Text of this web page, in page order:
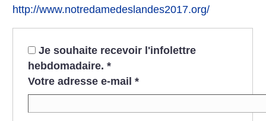
http://www.notredamedeslandes2017.org/
Je souhaite recevoir l'infolettre
hebdomadaire. *
Votre adresse e-mail *